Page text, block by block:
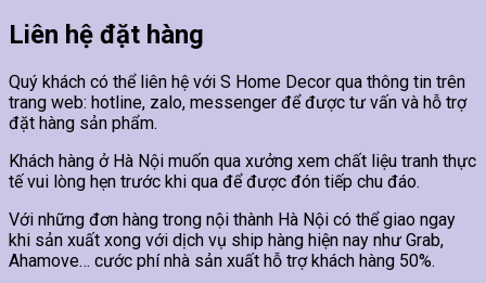
Liên hệ đặt hàng
Quý khách có thể liên hệ với S Home Decor qua thông tin trên
trang web: hotline, zalo, messenger để được tư vấn và hỗ trợ
đặt hàng sản phẩm.
Khách hàng ở Hà Nội muốn qua xưởng xem chất liệu tranh thực
tế vui lòng hẹn trước khi qua để được đón tiếp chu đáo.
Với những đơn hàng trong nội thành Hà Nội có thể giao ngay
khi sản xuất xong với dịch vụ ship hàng hiện nay như Grab,
Ahamove… cước phí nhà sản xuất hỗ trợ khách hàng 50%.